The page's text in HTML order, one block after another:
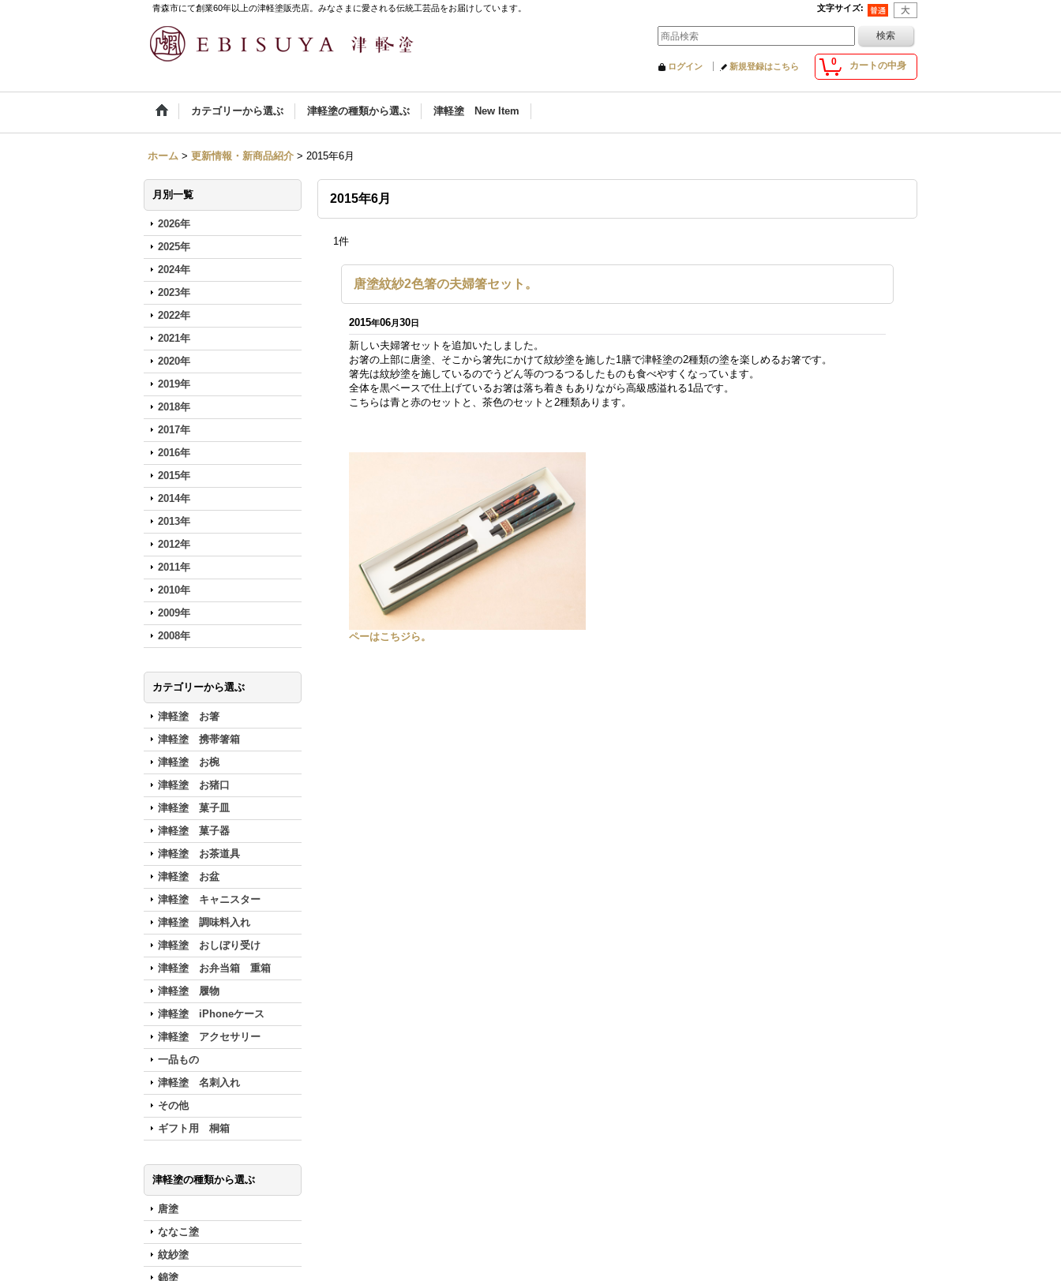
青森市にて創業60年以上の津軽塗販売店。みなさまに愛される伝統工芸品をお届けしています。 文字サイズ:
0 カートの中身
ログイン 新規登録はこちら
カテゴリーから選ぶ 津軽塗の種類から選ぶ 津軽塗 New Item
ホーム > 更新情報・新商品紹介 > 2015年6月
月別一覧
2026年
2025年
2024年
2023年
2022年
2021年
2020年
2019年
2018年
2017年
2016年
2015年
2014年
2013年
2012年
2011年
2010年
2009年
2008年
カテゴリーから選ぶ
津軽塗 お箸
津軽塗 携帯箸箱
津軽塗 お椀
津軽塗 お猪口
津軽塗 菓子皿
津軽塗 菓子器
津軽塗 お茶道具
津軽塗 お盆
津軽塗 キャニスター
津軽塗 調味料入れ
津軽塗 おしぼり受け
津軽塗 お弁当箱 重箱
津軽塗 履物
津軽塗 iPhoneケース
津軽塗 アクセサリー
一品もの
津軽塗 名刺入れ
その他
ギフト用 桐箱
津軽塗の種類から選ぶ
唐塗
ななこ塗
紋紗塗
錦塗
2015年6月
1件
唐塗紋紗2色箸の夫婦箸セット。
2015年06月30日
新しい夫婦箸セットを追加いたしました。
お箸の上部に唐塗、そこから箸先にかけて紋紗塗を施した1膳で津軽塗の2種類の塗を楽しめるお箸です。
箸先は紋紗塗を施しているのでうどん等のつるつるしたものも食べやすくなっています。
全体を黒ベースで仕上げているお箸は落ち着きもありながら高級感溢れる1品です。
こちらは青と赤のセットと、茶色のセットと2種類あります。
ペーはこちジら。